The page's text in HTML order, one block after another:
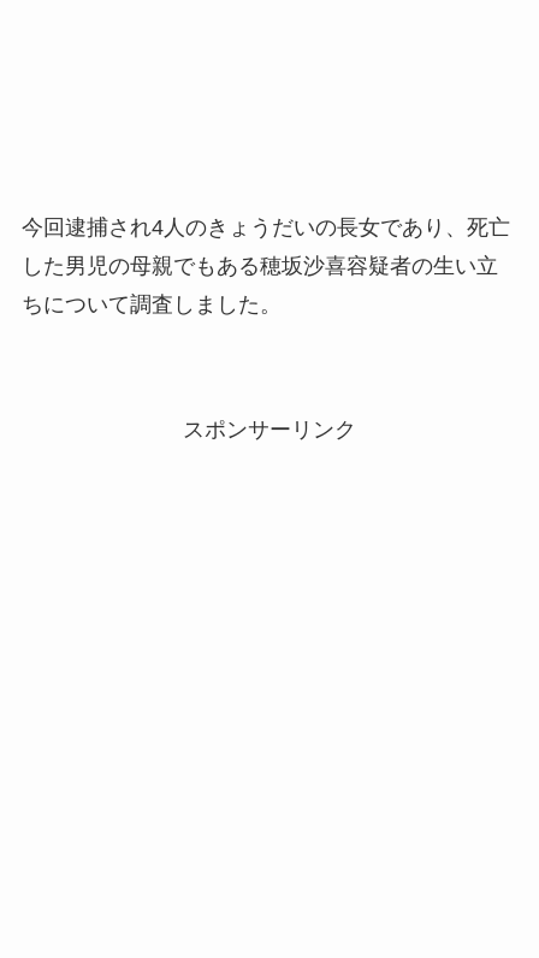
今回逮捕され4人のきょうだいの長女であり、死亡
した男児の母親でもある穂坂沙喜容疑者の生い立
ちについて調査しました。
スポンサーリンク